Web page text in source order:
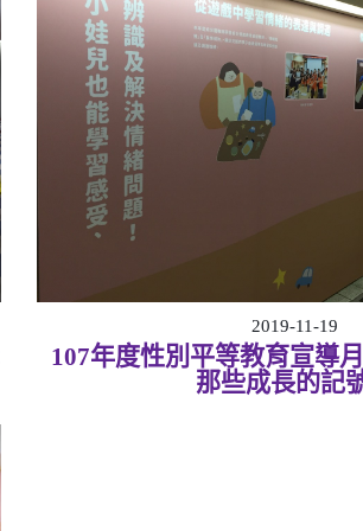
2019-11-19
107年度性別平等教育宣導
那些成長的記號